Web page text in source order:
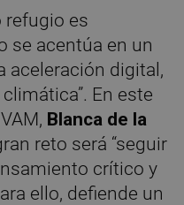
refugio es
se acentúa en un
aceleración digital,
En este
Blanca de la
reto será “seguir
crítico y
ello, defiende un